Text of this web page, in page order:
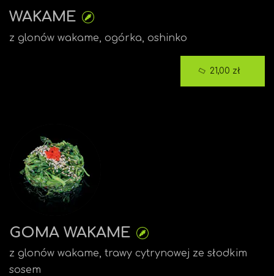
WAKAME
z glonów wakame, ogórka, oshinko
GOMA WAKAME
z glonów wakame, trawy cytrynowej ze słodkim
sosem